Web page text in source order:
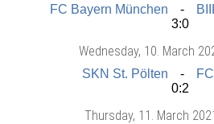
FC Bayern München
3:0
Wednesday, 10. March
SKN St. Pölten
0:2
Thursday, 11. March